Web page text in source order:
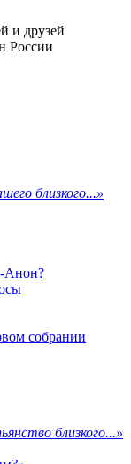
и друзей
России
близкого...»
Анон?
собрании
близкого...»